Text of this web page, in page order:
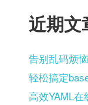
近期文
告别乱码烦
轻松搞定
高效YAML